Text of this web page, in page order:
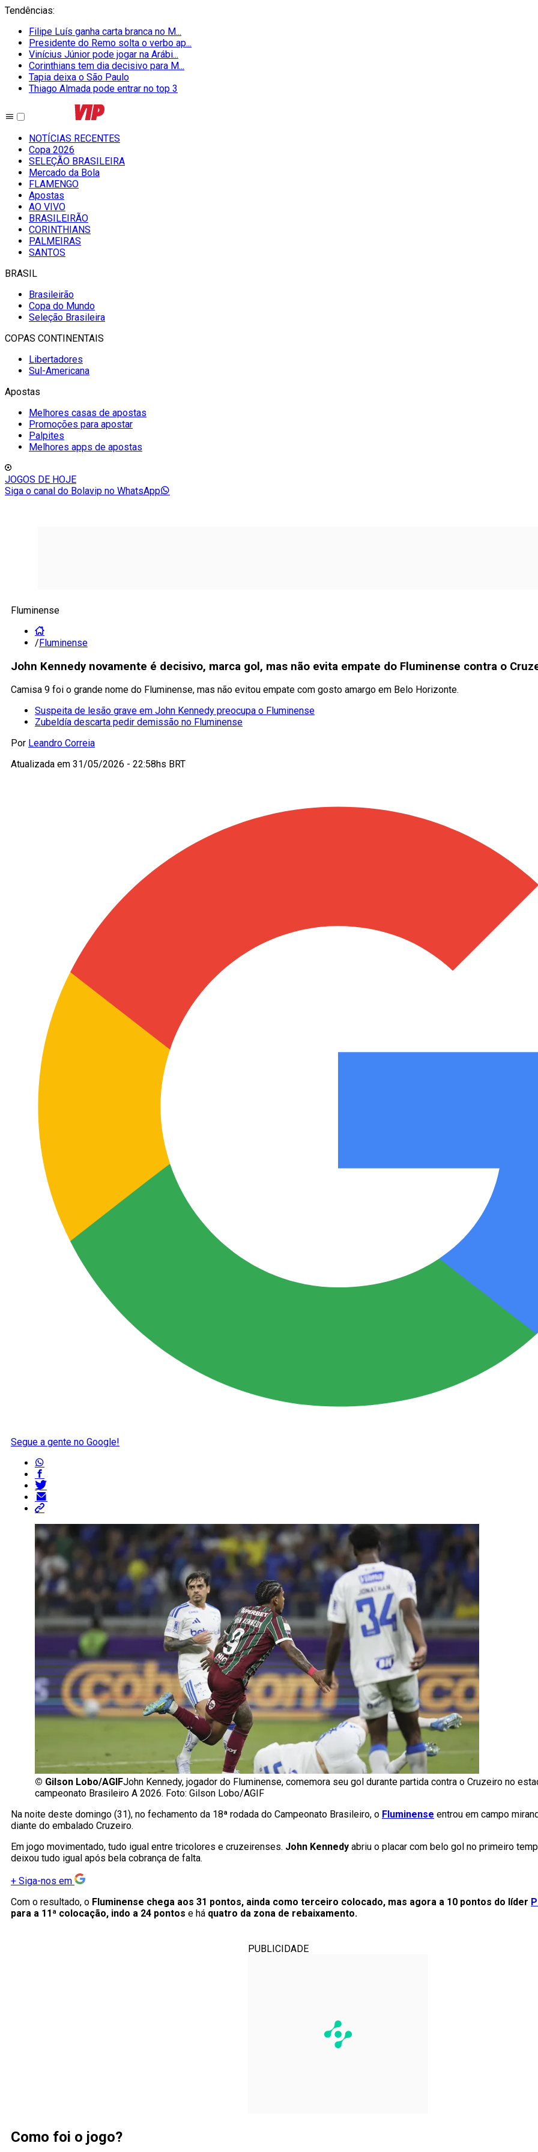
Tendências:
Filipe Luís ganha carta branca no M...
Presidente do Remo solta o verbo ap...
Vinícius Júnior pode jogar na Arábi...
Corinthians tem dia decisivo para M...
Tapia deixa o São Paulo
Thiago Almada pode entrar no top 3
NOTÍCIAS RECENTES
Copa 2026
SELEÇÃO BRASILEIRA
Mercado da Bola
FLAMENGO
Apostas
AO VIVO
BRASILEIRÃO
CORINTHIANS
PALMEIRAS
SANTOS
BRASIL
Brasileirão
Copa do Mundo
Seleção Brasileira
COPAS CONTINENTAIS
Libertadores
Sul-Americana
Apostas
Melhores casas de apostas
Promoções para apostar
Palpites
Melhores apps de apostas
JOGOS DE HOJE
Siga o canal do Bolavip no WhatsApp
Fluminense
/Fluminense
John Kennedy novamente é decisivo, marca gol, mas não evita empate do Fluminense contra o
Camisa 9 foi o grande nome do Fluminense, mas não evitou empate com gosto amargo em Belo Horizonte.
Suspeita de lesão grave em John Kennedy preocupa o Fluminense
Zubeldía descarta pedir demissão no Fluminense
Por Leandro Correia
Atualizada em 31/05/2026 - 22:58hs BRT
Segue a gente no Google!
© Gilson Lobo/AGIFJohn Kennedy, jogador do Fluminense, comemora seu gol durante partida contra o Cruzeiro no
campeonato Brasileiro A 2026. Foto: Gilson Lobo/AGIF
Na noite deste domingo (31), no fechamento da 18ª rodada do Campeonato Brasileiro, o Fluminense entrou em campo
diante do embalado Cruzeiro.
Em jogo movimentado, tudo igual entre tricolores e cruzeirenses. John Kennedy abriu o placar com belo gol no primeiro
deixou tudo igual após bela cobrança de falta.
+ Siga-nos em
Com o resultado, o Fluminense chega aos 31 pontos, ainda como terceiro colocado, mas agora a 10 pontos do líder
para a 11ª colocação, indo a 24 pontos e há quatro da zona de rebaixamento.
PUBLICIDADE
Como foi o jogo?